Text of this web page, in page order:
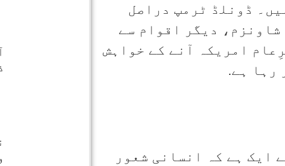
ڈونلڈ ٹرمپ دراصل
دیگر اقوام سے
امریکہ آنے کے خواہش
رہا ہے.
ایک ہے کہ انسانی شعور